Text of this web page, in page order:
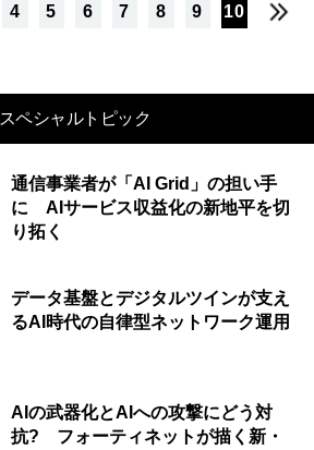
4 5 6 7 8 9 10
スペシャルトピック
通信事業者が「AI Grid」の担い手
に AIサービス収益化の新地平を切
り拓く
データ基盤とデジタルツインが支え
るAI時代の自律型ネットワーク運用
AIの武器化とAIへの攻撃にどう対
抗? フォーティネットが描く新・